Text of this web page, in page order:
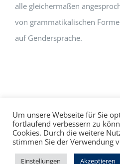
alle gleichermaßen
von grammatikalischen
auf Gendersprache.
Impressum
Um unsere Webseite für Sie
fortlaufend verbessern zu
Cookies. Durch die weitere
stimmen Sie der Verwendung
Einstellungen Akzeptieren